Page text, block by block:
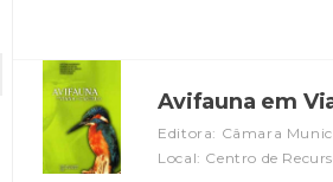
Avifauna em
Editora: Câmara
Local: Centro de